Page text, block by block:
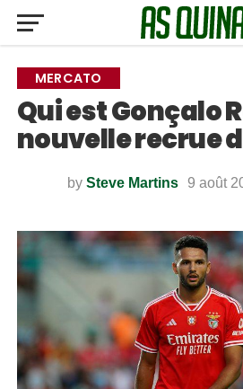
MERCATO
Qui est Gonçalo
nouvelle recrue
by Steve Martins 9 août